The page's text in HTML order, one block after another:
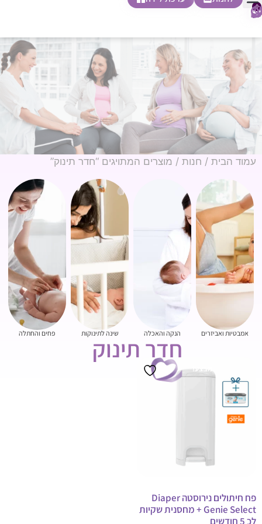
0
עמוד הבית / חנות / מוצרים המתויגים “חדר תינוק”
אמבטיות ואביזרים הנקה והאכלה שינה לתינוקות פחים והחתלה
חדר תינוק
מבצע!
פח חיתולים נירוסטה Diaper
Genie Select + מחסנית שקיות
לכ 5 חודשים